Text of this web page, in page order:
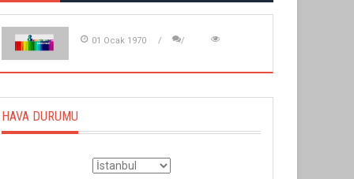
01 Ocak 1970
HAVA DURUMU